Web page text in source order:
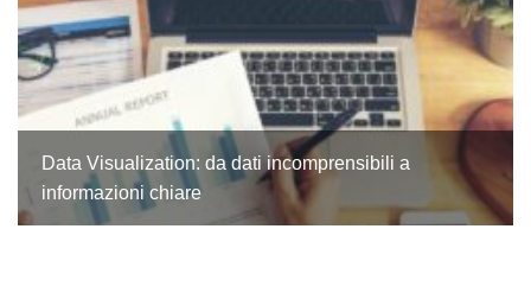
Data Visualization: da dati incomprensibili a
informazioni chiare